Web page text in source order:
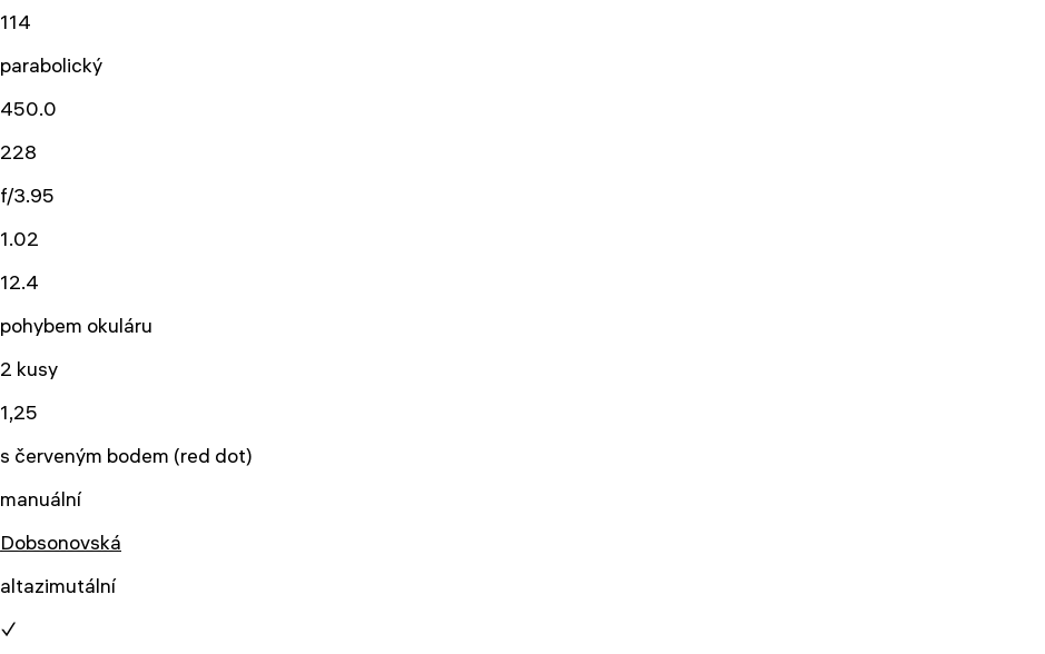
114
parabolický
450.0
228
f/3.95
1.02
12.4
pohybem okuláru
2 kusy
1,25
s červeným bodem (red dot)
manuální
Dobsonovská
altazimutální
✓